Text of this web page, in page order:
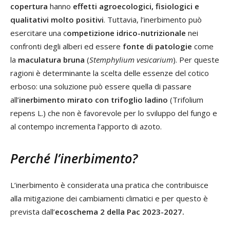
copertura hanno effetti agroecologici, fisiologici e
qualitativi molto positivi. Tuttavia, l’inerbimento può
esercitare una competizione idrico-nutrizionale nei
confronti degli alberi ed essere fonte di patologie come
la maculatura bruna (Stemphylium vesicarium). Per queste
ragioni è determinante la scelta delle essenze del cotico
erboso: una soluzione può essere quella di passare
all’inerbimento mirato con trifoglio ladino (Trifolium
repens L.) che non è favorevole per lo sviluppo del fungo e
al contempo incrementa l’apporto di azoto.
Perché l’inerbimento?
L’inerbimento è considerata una pratica che contribuisce
alla mitigazione dei cambiamenti climatici e per questo è
prevista dall’ecoschema 2 della Pac 2023-2027.